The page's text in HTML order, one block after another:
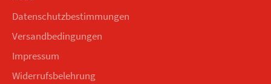
Datenschutzbestimmungen
Versandbedingungen
Impressum
Widerrufsbelehrung